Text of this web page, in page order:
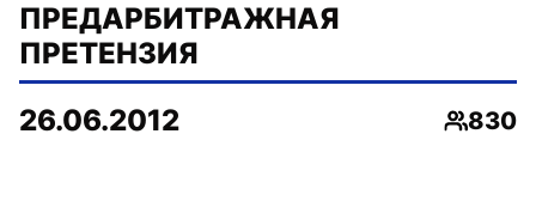
ПРЕДАРБИТРАЖНАЯ
ПРЕТЕНЗИЯ
26.06.2012
830